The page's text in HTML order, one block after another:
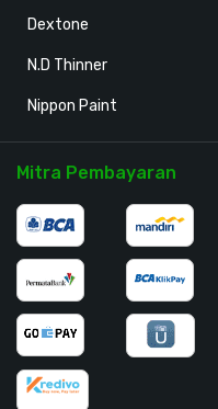
Dextone
N.D Thinner
Nippon Paint
Mitra Pembayaran